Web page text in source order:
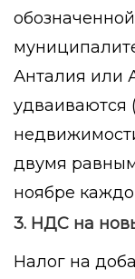
Анталия или
удваиваются
двумя
ноябре
3. НДС на
Налог на